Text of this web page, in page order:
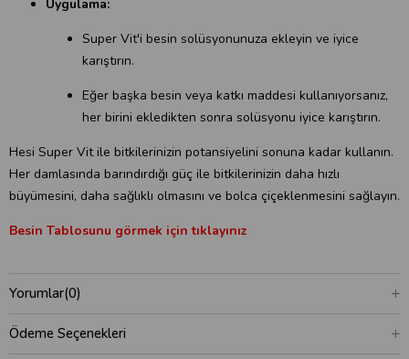
Uygulama:
Super Vit'i besin solüsyonunuza ekleyin ve iyice
karıştırın.
Eğer başka besin veya katkı maddesi kullanıyorsanız,
her birini ekledikten sonra solüsyonu iyice karıştırın.
Hesi Super Vit ile bitkilerinizin potansiyelini sonuna kadar kullanın.
Her damlasında barındırdığı güç ile bitkilerinizin daha hızlı
büyümesini, daha sağlıklı olmasını ve bolca çiçeklenmesini sağlayın.
Besin Tablosunu görmek için tıklayınız
Yorumlar(0)
Ödeme Seçenekleri